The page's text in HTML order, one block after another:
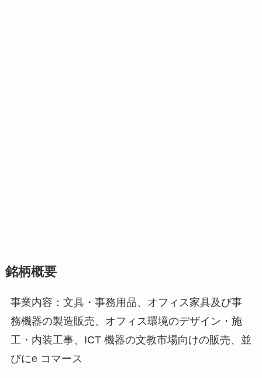
銘柄概要
事業内容：文具・事務用品、オフィス家具及び事
務機器の製造販売、オフィス環境のデザイン・施
工・内装工事、ICT 機器の文教市場向けの販売、並
びにe コマース